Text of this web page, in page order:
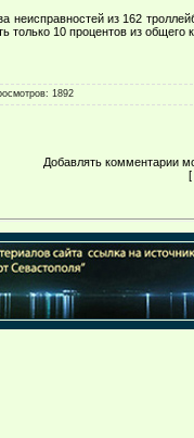
неисправностей из 162
только 10 процентов из
: 1892
Добавлять комментарии
[